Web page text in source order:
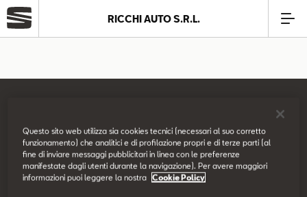
Offerte
RICCHI AUTO S.R.L.
SEAT Italia
Questo sito web utilizza sia cookies tecnici (necessari al suo corretto
funzionamento) che analitici e di profilazione propri e di terze parti (al
fine di inviare messaggi pubblicitari in linea con le preferenze
manifestate dagli utenti durante la navigazione). Per avere maggiori
informazioni puoi leggere la nostra
Cookie Policy